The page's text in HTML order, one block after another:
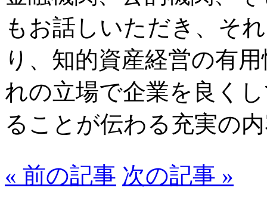
もお話しいただき、そ
り、知的資産経営の有
れの立場で企業を良く
ることが伝わる充実の
« 前の記事 次の記事 »